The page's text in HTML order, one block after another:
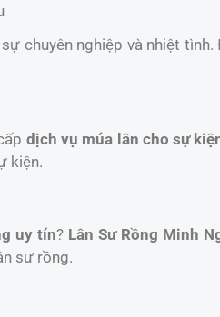
chuyên nghiệp và nhiệt
dịch vụ múa lân cho sự
kiện.
uy tín? Lân Sư Rồng Minh
sư rồng.